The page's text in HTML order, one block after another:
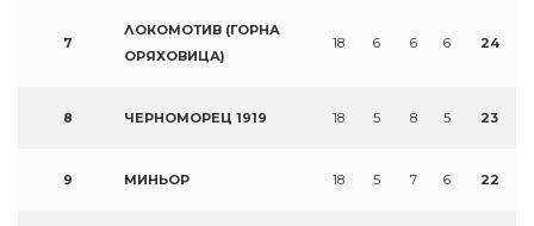
7
ЛОКОМОТИВ (ГОРНА
ОРЯХОВИЦА)
18 6 6 6 24
8 ЧЕРНОМОРЕЦ 1919 18 5 8 5 23
9 МИНЬОР 18 5 7 6 22